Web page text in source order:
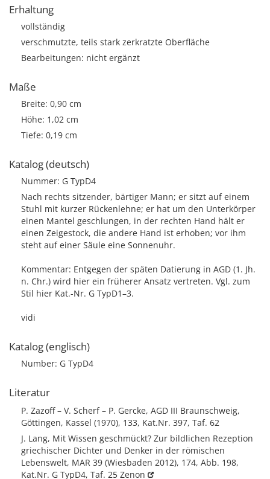
Erhaltung
vollständig
verschmutzte, teils stark zerkratzte Oberfläche
Bearbeitungen: nicht ergänzt
Maße
Breite: 0,90 cm
Höhe: 1,02 cm
Tiefe: 0,19 cm
Katalog (deutsch)
Nummer: G TypD4
Nach rechts sitzender, bärtiger Mann; er sitzt auf einem
Stuhl mit kurzer Rückenlehne; er hat um den Unterkörper
einen Mantel geschlungen, in der rechten Hand hält er
einen Zeigestock, die andere Hand ist erhoben; vor ihm
steht auf einer Säule eine Sonnenuhr.
Kommentar: Entgegen der späten Datierung in AGD (1. Jh.
n. Chr.) wird hier ein früherer Ansatz vertreten. Vgl. zum
Stil hier Kat.-Nr. G TypD1–3.
vidi
Katalog (englisch)
Number: G TypD4
Literatur
P. Zazoff – V. Scherf – P. Gercke, AGD III Braunschweig,
Göttingen, Kassel (1970), 133, Kat.Nr. 397, Taf. 62
J. Lang, Mit Wissen geschmückt? Zur bildlichen Rezeption
griechischer Dichter und Denker in der römischen
Lebenswelt, MAR 39 (Wiesbaden 2012), 174, Abb. 198,
Kat.Nr. G TypD4, Taf. 25 Zenon